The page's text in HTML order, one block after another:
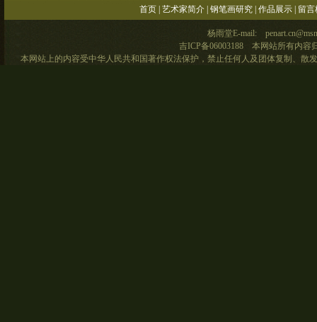
首页| 艺术家简介| 钢笔画研究| 作品展示| 留言
杨雨堂E-mail:
吉ICP备06003188 本网站所有内容
本网站上的内容受中华人民共和国著作权法保护，禁止任何人及团体复制、散